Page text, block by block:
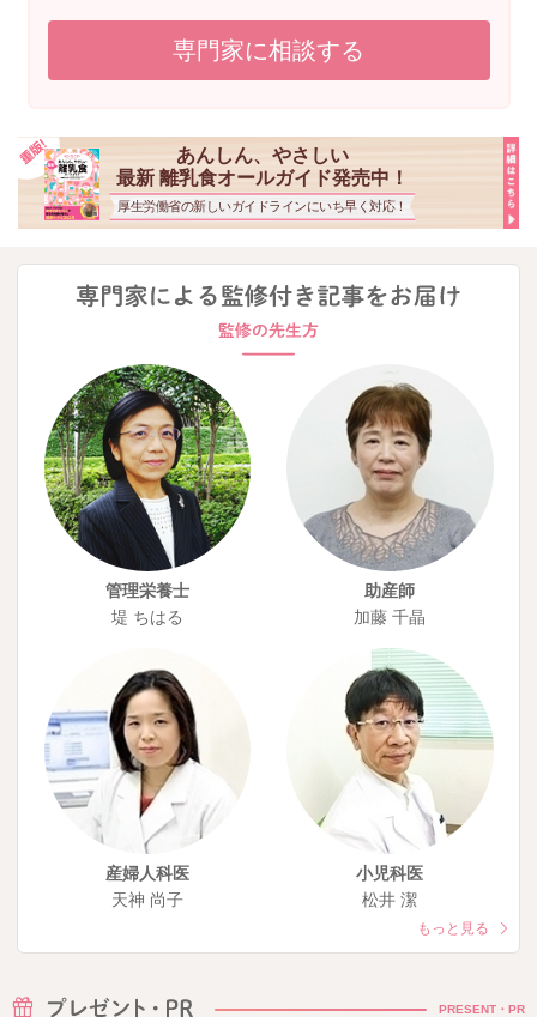
専門家に相談する
あんしん、やさしい
最新 離乳食オールガイド発売中！
厚生労働省の新しいガイドラインにいち早く対応！
管理栄養士
堤 ちはる
助産師
加藤 千晶
産婦人科医
天神 尚子
小児科医
松井 潔
もっと見る
PRESENT・PR